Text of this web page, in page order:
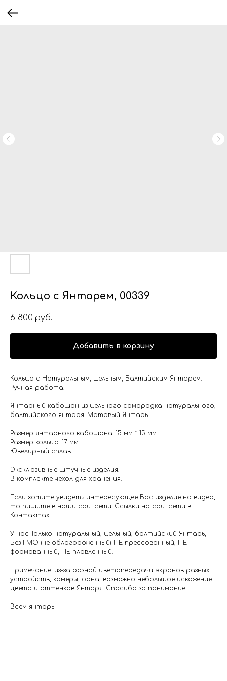
Кольцо с Янтарем, 00339
6 800 руб.
Добавить в корзину
Кольцо с Натуральным, Цельным, Балтийским Янтарем.
Ручная работа.
Янтарный кабошон из цельного самородка натурального,
балтийского янтаря. Матовый Янтарь.
Размер янтарного кабошона: 15 мм * 15 мм
Размер кольца: 17 мм
Ювелирный сплав
Эксклюзивные штучные изделия.
В комплекте чехол для хранения.
Если хотите увидеть интересующее Вас изделие на видео,
то пишите в наши соц. сети. Ссылки на соц. сети в
Контактах.
У нас Только натуральный, цельный, балтийский Янтарь,
Без ГМО (не облагороженный) НЕ прессованный, НЕ
формованный, НЕ плавленный.
Примечание: из-за разной цветопередачи экранов разных
устройств, камеры, фона, возможно небольшое искажение
цвета и оттенков Янтаря. Спасибо за понимание.
Всем янтарь